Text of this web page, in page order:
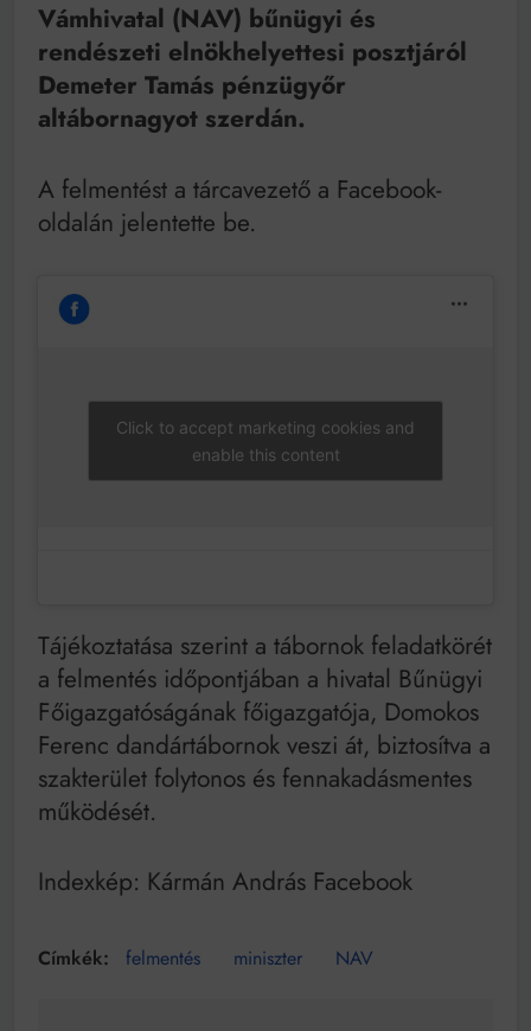
Mindenki a világot akarja uralni – de nem csak a 80-
as években
Bitumenes lapostetők: a bevált technológia akkor
működik, ha jól van felújítva
Vámhivatal (NAV) bűnügyi és
rendészeti elnökhelyettesi posztjáról
Demeter Tamás pénzügyőr
altábornagyot szerdán.
A felmentést a tárcavezető a Facebook-
oldalán jelentette be.
Click to accept marketing cookies and
enable this content
Tájékoztatása szerint a tábornok feladatkörét
a felmentés időpontjában a hivatal Bűnügyi
Főigazgatóságának főigazgatója, Domokos
Ferenc dandártábornok veszi át, biztosítva a
szakterület folytonos és fennakadásmentes
működését.
Indexkép: Kármán András Facebook
felmentés miniszter NAV